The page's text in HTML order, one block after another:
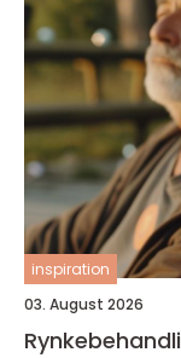
inspiration
03. August 2026
Rynkebehandling hva fungerer og